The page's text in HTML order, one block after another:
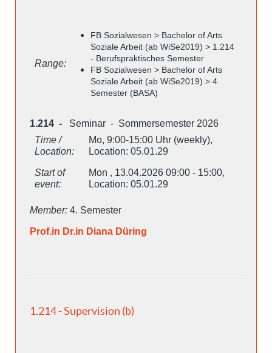
Range:
FB Sozialwesen > Bachelor of Arts
Soziale Arbeit (ab WiSe2019) > 1.214
- Berufspraktisches Semester
FB Sozialwesen > Bachelor of Arts
Soziale Arbeit (ab WiSe2019) > 4.
Semester (BASA)
1.214 -
Seminar - Sommersemester 2026
Time /
Location:
Mo, 9:00-15:00 Uhr (weekly),
Location: 05.01.29
Start of
event:
Mon , 13.04.2026 09:00 - 15:00,
Location: 05.01.29
Member: 4. Semester
Prof.in Dr.in Diana Düring
1.214 - Supervision (b)